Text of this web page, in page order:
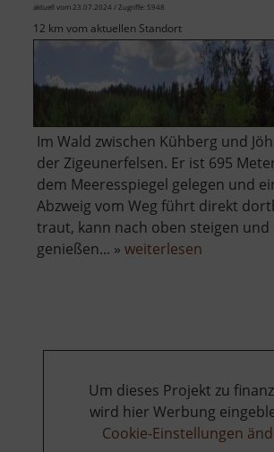
aktuell vom 23.07.2024 / Zugriffe: 5948
12 km vom aktuellen Standort
Im Wald zwischen Kühberg und
der Zigeunerfelsen. Er ist 695
dem Meeresspiegel gelegen und
Abzweig vom Weg führt direkt
traut, kann nach oben steigen und
genießen... » weiterlesen
Um dieses Projekt zu
wird hier Werbung
Cookie-Einstellungen